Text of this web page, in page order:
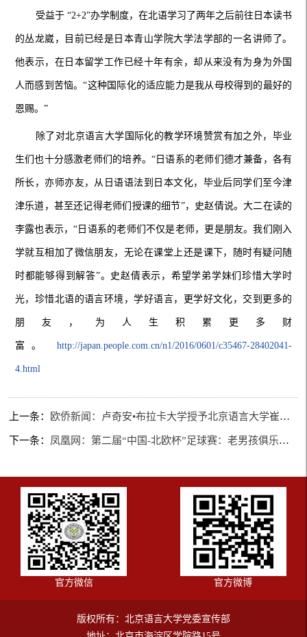
受益于 “2+2”办学制度，在北语学习了两年之后前往日本读书
的丛龙崴，目前已经是日本青山学院大学法学部的一名讲师了。
他表示，在日本留学工作已经十年有余，却从来没有为身为外国
人而感到苦恼。“这种国际化的适应能力是我从母校得到的最好的
恩赐。”
除了对北京语言大学国际化的教学环境赞赏有加之外，毕业
生们也十分感激老师们的培养。“日语系的老师们德才兼备，各有
所长，亦师亦友，从日语语法到日本文化，毕业后同学们至今津
津乐道，甚至还记得老师们授课的细节”，史赵倩说。大二在读的
李露也表示，“日语系的老师们不仅是老师，更是朋友。我们刚入
学就互相加了微信朋友，无论在课堂上还是课下，随时有疑问随
时都能够得到解答”。史赵倩表示，希望学弟学妹们珍惜大学时
光，珍惜北语的语言环境，学好语言，更学好文化，交到更多的
朋友，为人生积累更多财
富。http://japan.people.com.cn/n1/2016/0601/c35467-28402041-
4.html
上一条： 欧侨新闻：卢奇安•布拉卡大学授予北京语言大学崔希亮校长荣誉博士
下一条： 凤凰网：第二届“中国-北欧杯”足球赛：老男孩俱乐部夺冠
官方微信 官方微博
版权所有：北京语言大学党委宣传部